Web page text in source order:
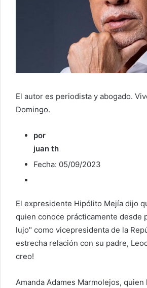
l
c
ó
El autor es periodista y abogado.
Domingo.
por
juan th
Fecha: 05/09/2023
El expresidente Hipólito Mejía dijo
quien conoce prácticamente desde
lujo" como vicepresidenta de la
estrecha relación con su padre,
creo!
Amanda Adames Marmolejos, quien